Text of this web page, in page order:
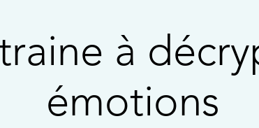
à
émotions